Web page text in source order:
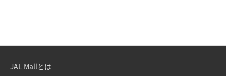
JAL Mallとは